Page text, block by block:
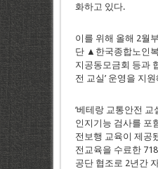
화하고 있다.
이를 위해 올해 2월
단 ▲한국종합노인
지공동모금회 등과
전 교실’ 운영을 지
‘베테랑 교통안전 교
인지기능 검사를 포
전보행 교육이 제공
전교육을 수료한
공단 협조로 2년간